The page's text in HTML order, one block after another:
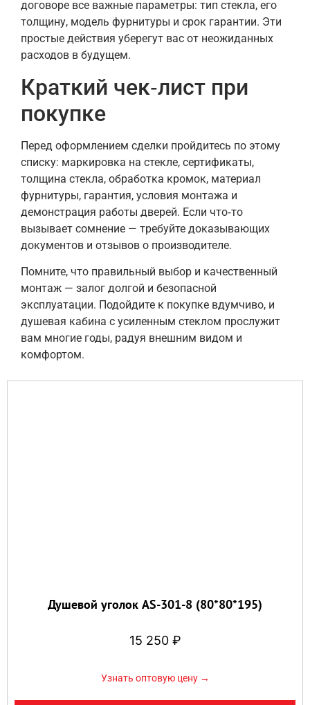
договоре все важные параметры: тип стекла, его
толщину, модель фурнитуры и срок гарантии. Эти
простые действия уберегут вас от неожиданных
расходов в будущем.
Краткий чек‑лист при
покупке
Перед оформлением сделки пройдитесь по этому
списку: маркировка на стекле, сертификаты,
толщина стекла, обработка кромок, материал
фурнитуры, гарантия, условия монтажа и
демонстрация работы дверей. Если что‑то
вызывает сомнение — требуйте доказывающих
документов и отзывов о производителе.
Помните, что правильный выбор и качественный
монтаж — залог долгой и безопасной
эксплуатации. Подойдите к покупке вдумчиво, и
душевая кабина с усиленным стеклом прослужит
вам многие годы, радуя внешним видом и
комфортом.
Душевой уголок AS-301-8 (80*80*195)
15 250 ₽
Узнать оптовую цену →